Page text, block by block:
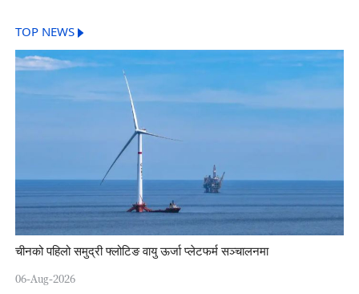
TOP NEWS
चीनको पहिलो समुद्री फ्लोटिङ वायु ऊर्जा प्लेटफर्म सञ्चालनमा
06-Aug-2026